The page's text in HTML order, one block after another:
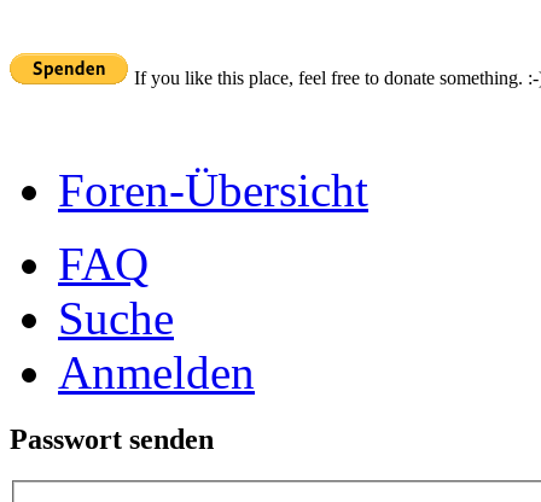
If you like this place, feel free to donate something.
Foren-Übersicht
FAQ
Suche
Anmelden
Passwort senden